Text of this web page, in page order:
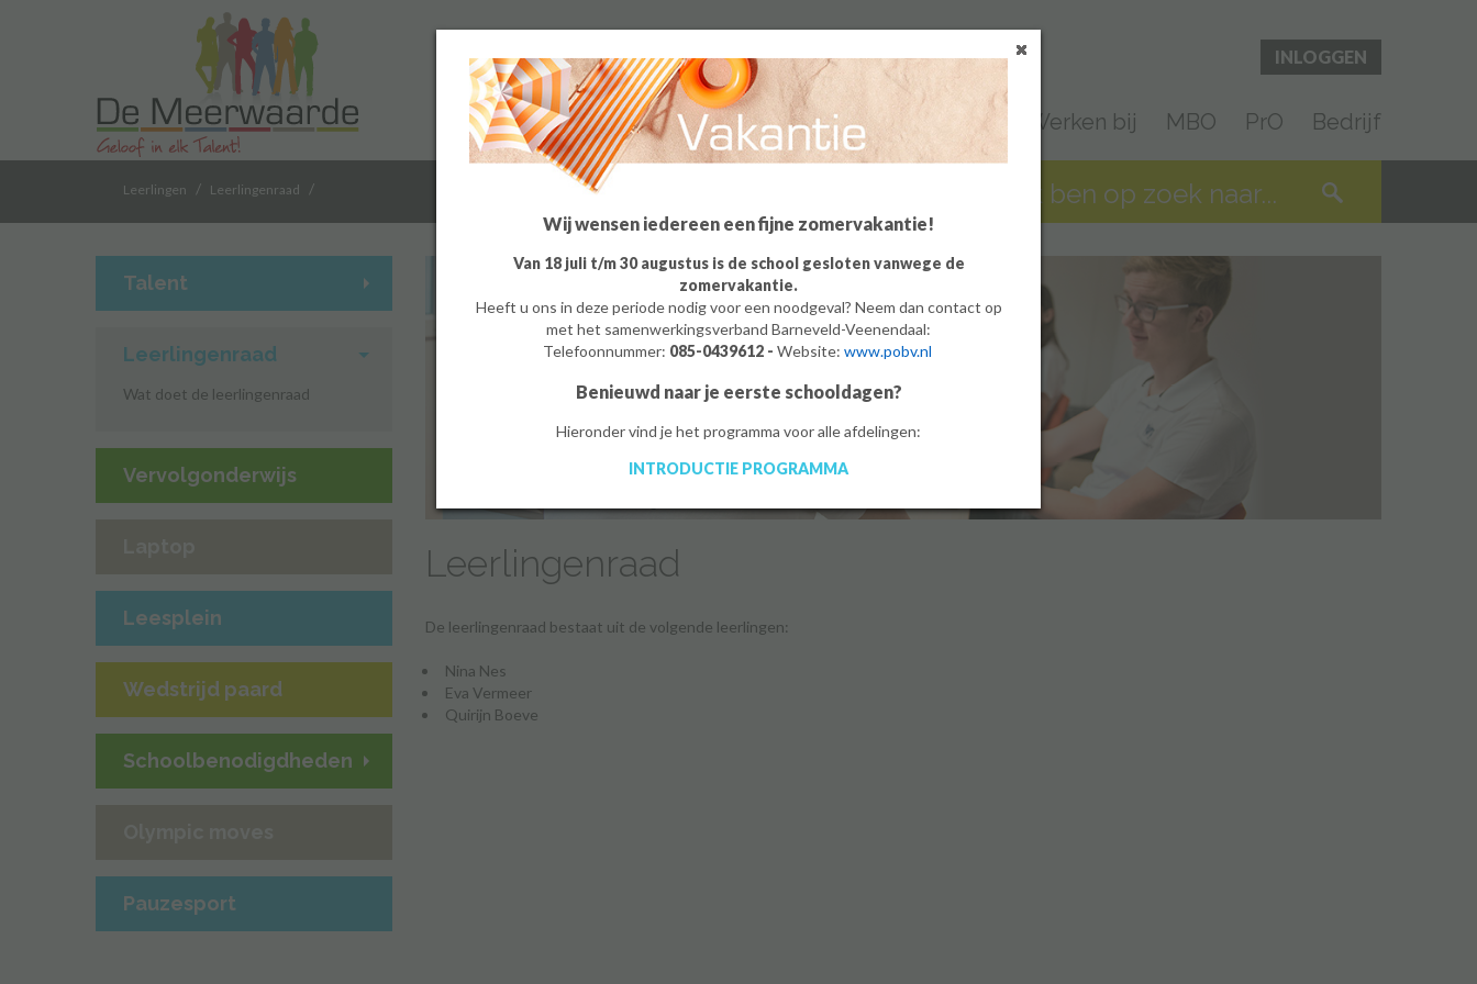
Wij wensen iedereen een fijne zomervakantie!
Van 18 juli t/m 30 augustus is de school gesloten vanwege de
zomervakantie.
Heeft u ons in deze periode nodig voor een noodgeval? Neem dan contact op
met het samenwerkingsverband Barneveld-Veenendaal:
Telefoonnummer: 085-0439612 - Website: www.pobv.nl
Benieuwd naar je eerste schooldagen?
Hieronder vind je het programma voor alle afdelingen:
INTRODUCTIE PROGRAMMA
INLOGGEN
o
m
Algemeen Groep 8 Ouders Leerlingen Werken bij MBO PrO Bedrijf
Leerlingen / Leerlingenraad /
Talent
Leerlingenraad
Wat doet de leerlingenraad
Vervolgonderwijs
Leesplein
Wedstrijd paard
Schoolbenodigdheden
Pauzesport
Leerlingenraad
De leerlingenraad bestaat uit de volgende leerlingen:
Nina Nes
Eva Vermeer
Quirijn Boeve